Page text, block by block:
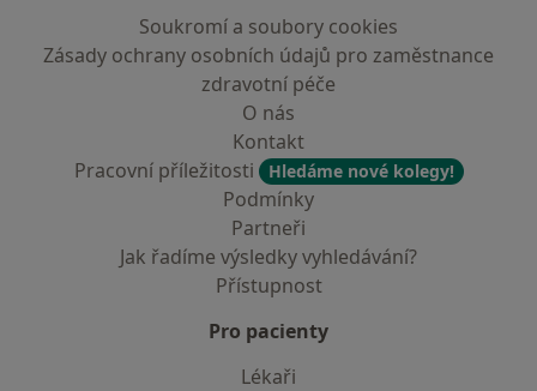
Soukromí a soubory cookies
Zásady ochrany osobních údajů pro zaměstnance
zdravotní péče
O nás
Kontakt
Pracovní příležitosti
Hledáme nové kolegy!
Podmínky
Partneři
Jak řadíme výsledky vyhledávání?
Přístupnost
Pro pacienty
Lékaři